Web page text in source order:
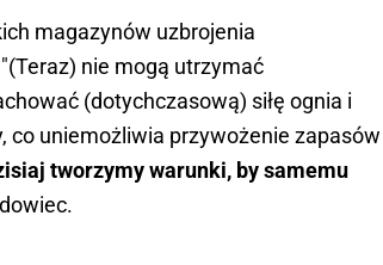
magazynów uzbrojenia
nie mogą utrzymać
(dotychczasową) siłę ognia i
co uniemożliwia przywożenie zapasów
tworzymy warunki, by samemu